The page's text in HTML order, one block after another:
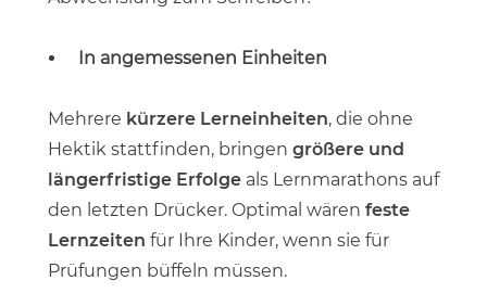
In angemessenen Einheiten
Mehrere kürzere Lerneinheiten, die ohne
Hektik stattfinden, bringen größere und
längerfristige Erfolge als Lernmarathons auf
den letzten Drücker. Optimal wären feste
Lernzeiten für Ihre Kinder, wenn sie für
Prüfungen büffeln müssen.